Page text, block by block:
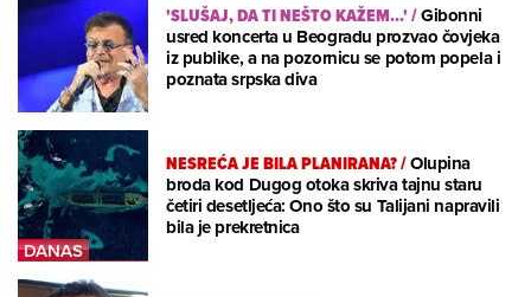
'SLUŠAJ, DA TI NEŠTO KAŽEM...'/Gibonni
usred koncerta u Beogradu prozvao čovjeka
iz publike, a na pozornicu se potom popela i
poznata srpska diva
NESREĆA JE BILA PLANIRANA?/Olupina
broda kod Dugog otoka skriva tajnu staru
četiri desetljeća: Ono što su Talijani napravili
bila je prekretnica